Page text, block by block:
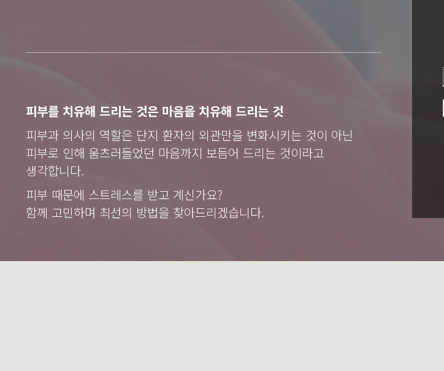
피부를 치유해 드리는 것은 마음을 치유해 드리는 것
피부과 의사의 역할은 단지 환자의 외관만을 변화시키는 것이 아닌
피부로 인해 움츠러들었던 마음까지 보듬어 드리는 것이라고
생각합니다.
피부 때문에 스트레스를 받고 계신가요?
함께 고민하며 최선의 방법을 찾아드리겠습니다.